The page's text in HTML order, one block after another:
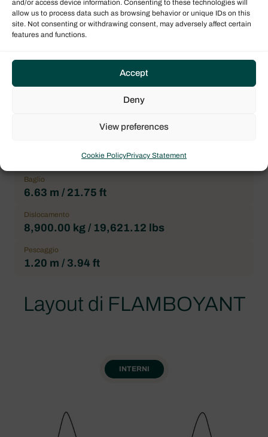
and/or access device information. Consenting to these technologies will
allow us to process data such as browsing behavior or unique IDs on this
site. Not consenting or withdrawing consent, may adversely affect certain
features and functions.
Accept
Deny
View preferences
Cookie PolicyPrivacy Statement
Modello imbarcazione
Lucia 40
Berret-racoupeau
Dimensioni
Baglio
6.63 m / 21.75 ft
Dislocamento
8,900.00 kg / 19,621.12 lbs
Pescaggio
1.20 m / 3.94 ft
Layout di FLAMBOYANT
INTERNI